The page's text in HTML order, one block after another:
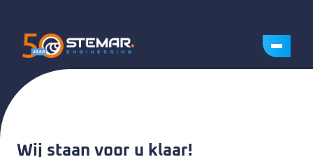
Wij staan voor u klaar!